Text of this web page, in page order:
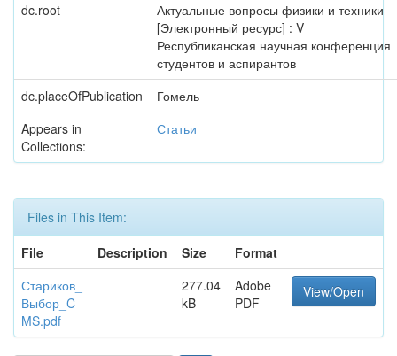
dc.root
Актуальные вопросы физики и техники
[Электронный ресурс] : V
Республиканская научная конференция
студентов и аспирантов
dc.placeOfPublication
Гомель
Appears in
Collections:
Статьи
Files in This Item:
File
Description Size
Format
Стариков_
Выбор_C
MS.pdf
277.04
kB
Adobe
PDF
View/Open